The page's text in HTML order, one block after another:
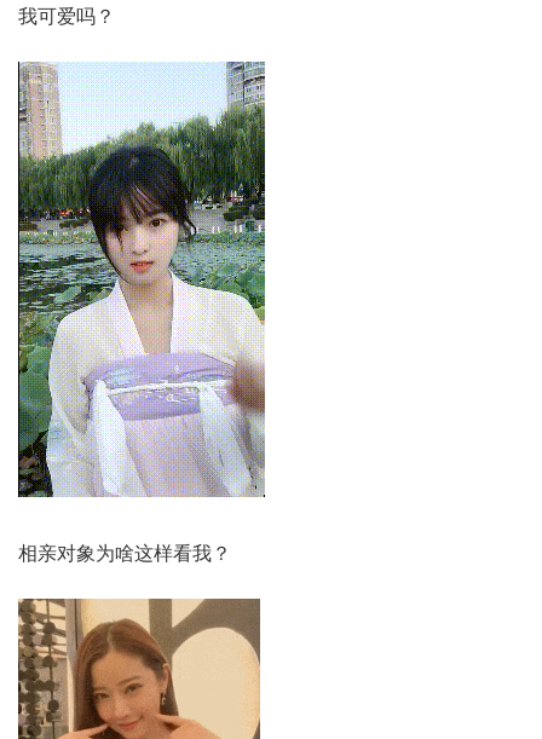
我可爱吗？
相亲对象为啥这样看我？